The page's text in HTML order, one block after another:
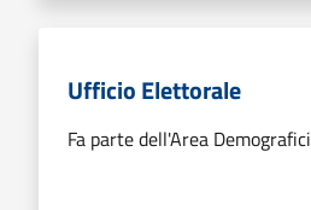
Ufficio Elettorale
Fa parte dell'Area Demografici